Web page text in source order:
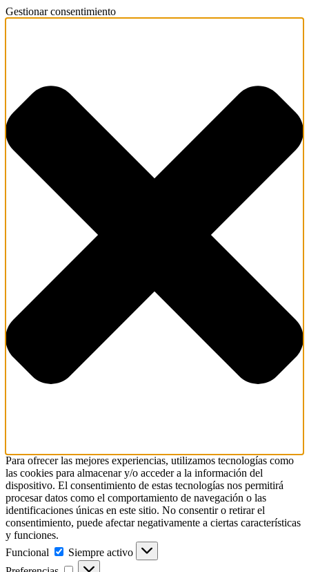
Gestionar consentimiento
Para ofrecer las mejores experiencias, utilizamos tecnologías como
las cookies para almacenar y/o acceder a la información del
dispositivo. El consentimiento de estas tecnologías nos permitirá
procesar datos como el comportamiento de navegación o las
identificaciones únicas en este sitio. No consentir o retirar el
consentimiento, puede afectar negativamente a ciertas características
y funciones.
Funcional
Funcional
Siempre activo
Preferencias